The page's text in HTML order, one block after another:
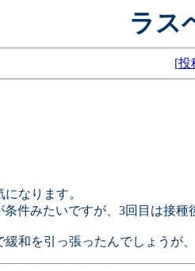
ラス
[投
なります。
件みたいですが、3回目は接
和を引っ張ったんでしょうが